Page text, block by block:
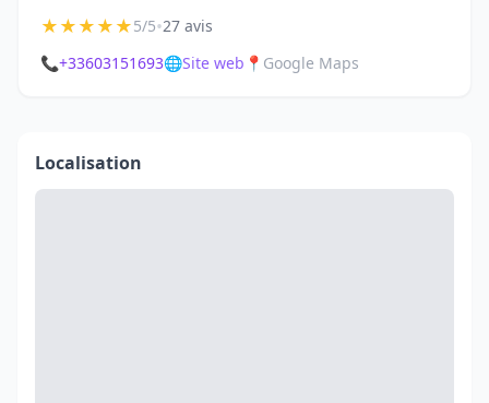
★★★★★5/5•27 avis
📞+33603151693🌐Site web 📍 Google Maps
Localisation